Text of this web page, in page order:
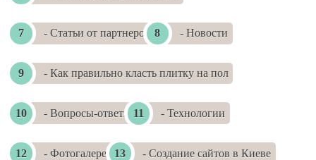
- Статьи от партнеров - Новости
- Как правильно класть плитку на пол
- Вопросы-ответы - Технологии
- Фотогалереи - Создание сайтов в Киеве